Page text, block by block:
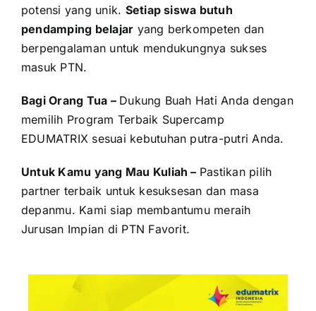
potensi yang unik. Setiap siswa butuh
pendamping belajar yang berkompeten dan
berpengalaman untuk mendukungnya sukses
masuk PTN.
Bagi Orang Tua – Dukung Buah Hati Anda dengan
memilih Program Terbaik Supercamp
EDUMATRIX sesuai kebutuhan putra-putri Anda.
Untuk Kamu yang Mau Kuliah – Pastikan pilih
partner terbaik untuk kesuksesan dan masa
depanmu. Kami siap membantumu meraih
Jurusan Impian di PTN Favorit.